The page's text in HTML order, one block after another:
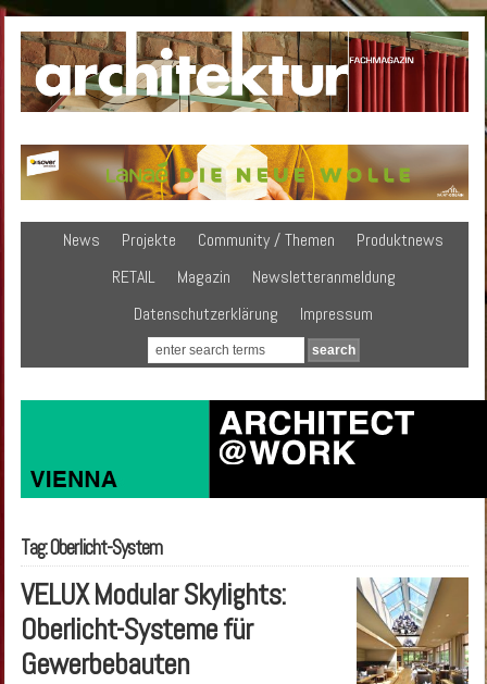
News Projekte Community / Themen
Produktnews
RETAIL
Magazin
Newsletteranmeldung
Datenschutzerklärung
Impressum
Tag: Oberlicht-System
VELUX Modular Skylights:
Oberlicht-Systeme für
Gewerbebauten